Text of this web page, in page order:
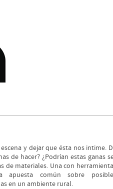
y dejar que ésta nos intime.
de hacer? ¿Podrían estas ganas
de materiales. Una con
común sobre
en un ambiente rural.